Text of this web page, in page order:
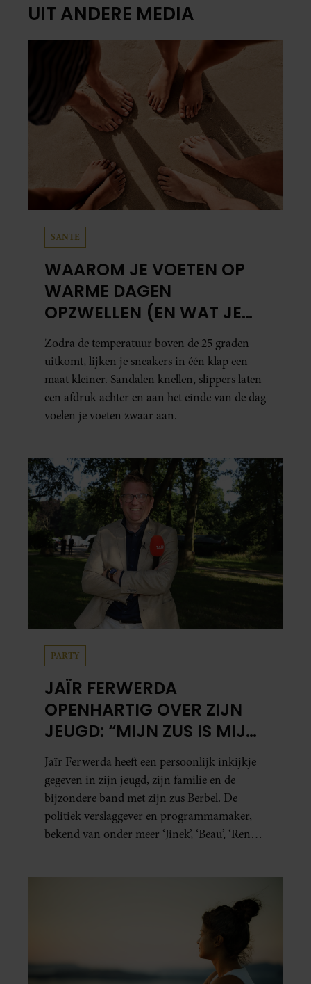
UIT ANDERE MEDIA
SANTE
WAAROM JE VOETEN OP
WARME DAGEN
OPZWELLEN (EN WAT JE
ERAAN KUNT DOEN)
Zodra de temperatuur boven de 25 graden
uitkomt, lijken je sneakers in één klap een
maat kleiner. Sandalen knellen, slippers laten
een afdruk achter en aan het einde van de dag
voelen je voeten zwaar aan.
PARTY
JAÏR FERWERDA
OPENHARTIG OVER ZIJN
JEUGD: “MIJN ZUS IS MIJN
MORELE KOMPAS”
Jaïr Ferwerda heeft een persoonlijk inkijkje
gegeven in zijn jeugd, zijn familie en de
bijzondere band met zijn zus Berbel. De
politiek verslaggever en programmamaker,
bekend van onder meer ‘Jinek’, ‘Beau’, ‘Renze’,